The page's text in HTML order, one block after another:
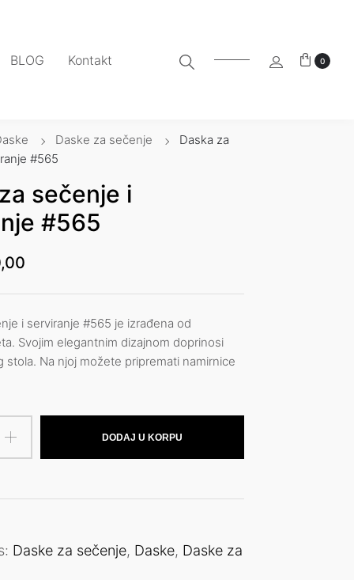
BLOG Kontakt 0
Daske za sečenje
Daska za
#565
sečenje i
#565
i serviranje #565 je izrađena od
Svojim elegantnim dizajnom doprinosi
stola. Na njoj možete pripremati namirnice
DODAJ U KORPU
Daske za sečenje, Daske, Daske za